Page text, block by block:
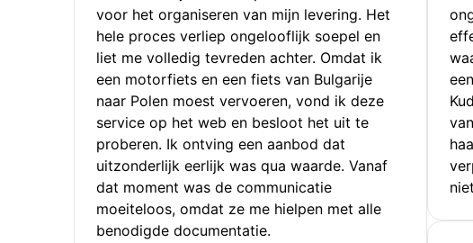
voor het organiseren van mijn levering. Het
hele proces verliep ongelooflijk soepel en
liet me volledig tevreden achter. Omdat ik
een motorfiets en een fiets van Bulgarije
naar Polen moest vervoeren, vond ik deze
service op het web en besloot het uit te
proberen. Ik ontving een aanbod dat
uitzonderlijk eerlijk was qua waarde. Vanaf
dat moment was de communicatie
moeiteloos, omdat ze me hielpen met alle
benodigde documentatie.